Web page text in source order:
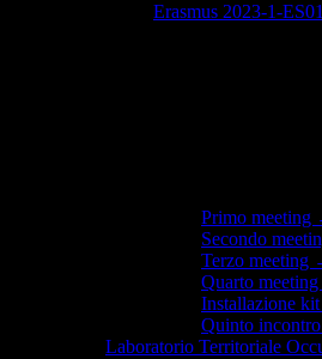
Erasmus 2023-1-
Primo meeting
Secondo
Terzo meeting
Quarto
Installazione
Quinto
Laboratorio Territoriale